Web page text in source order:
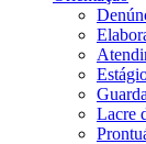
Lacre